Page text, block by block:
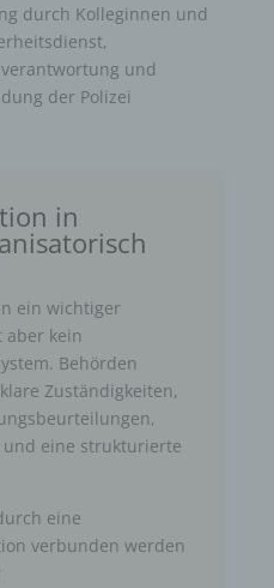
durch Kolleginnen und
und
der Polizei
in
ein wichtiger
aber kein
Behörden
Zuständigkeiten,
eine strukturierte
eine
verbunden werden